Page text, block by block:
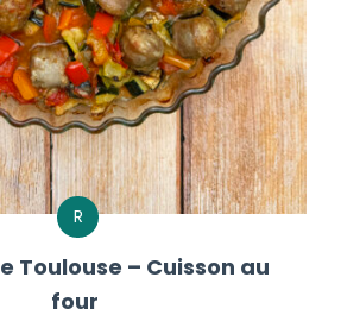
R
Toulouse – Cuisson au
four